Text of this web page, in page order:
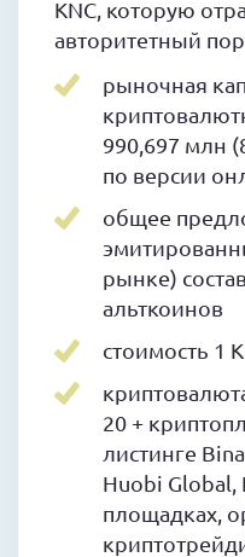
KNC, которую
авторитетный
рыночная
990,697 млн
по версии
общее
рынке)
альткоинов
стоимость 1
20 +
листинге
Huobi Global,
площадках,